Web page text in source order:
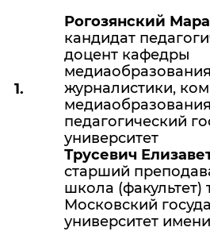
1.
Рогозянский
кандидат
доцент кафедры
журналистики,
педагогический
университет
Трусевич
старший
школа (факультет)
Московский
университет